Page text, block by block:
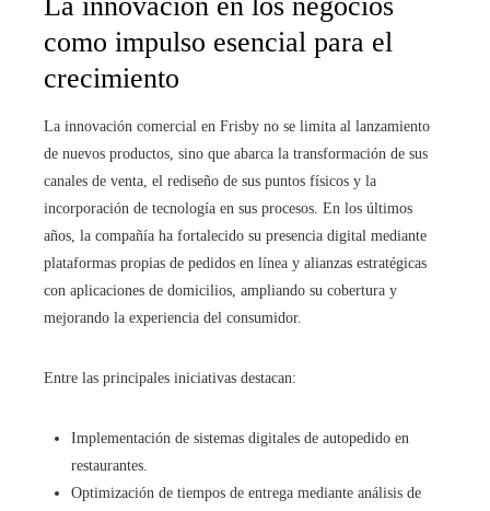
como impulso esencial para el
crecimiento
La innovación comercial en Frisby no se limita al lanzamiento
de nuevos productos, sino que abarca la transformación de sus
canales de venta, el rediseño de sus puntos físicos y la
incorporación de tecnología en sus procesos. En los últimos
años, la compañía ha fortalecido su presencia digital mediante
plataformas propias de pedidos en línea y alianzas estratégicas
con aplicaciones de domicilios, ampliando su cobertura y
mejorando la experiencia del consumidor.
Entre las principales iniciativas destacan:
Implementación de sistemas digitales de autopedido en
restaurantes.
Optimización de tiempos de entrega mediante análisis de